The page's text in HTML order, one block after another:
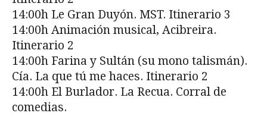
14:00h Le Gran Duyón. MST. Itinerario 3
14:00h Animación musical, Acibreira.
Itinerario 2
14:00h Farina y Sultán (su mono talismán).
Cía. La que tú me haces. Itinerario 2
14:00h El Burlador. La Recua. Corral de
comedias.